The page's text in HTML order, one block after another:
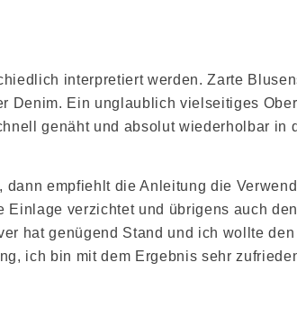
interpretiert werden. Zarte
Denim. Ein unglaublich vielseitiges
genäht und absolut wiederholbar in
empfiehlt die Anleitung die
verzichtet und übrigens auch den
hat genügend Stand und ich wollte den
ich bin mit dem Ergebnis sehr